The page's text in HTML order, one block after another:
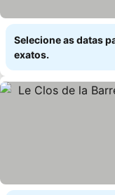
Selecione as datas
exatos.